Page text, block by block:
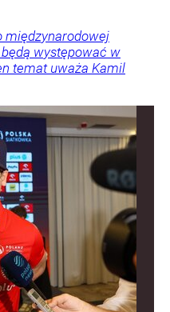
międzynarodowej
występować w
temat uważa Kamil